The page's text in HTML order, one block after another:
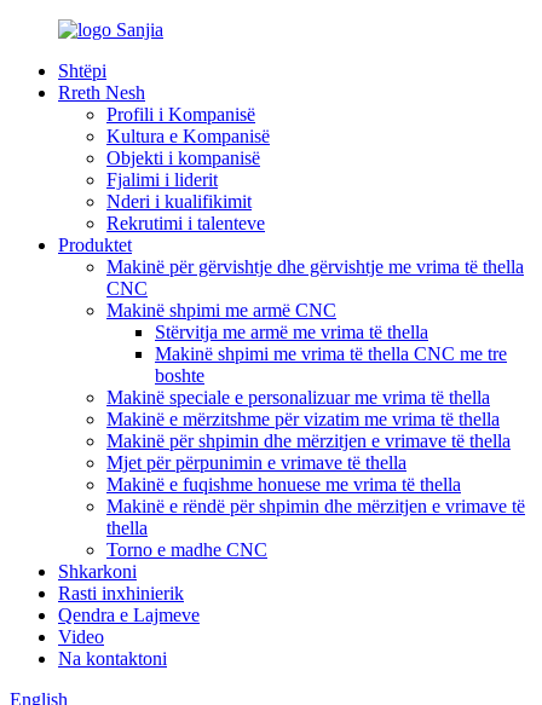
Shtëpi
Rreth Nesh
Profili i Kompanisë
Kultura e Kompanisë
Objekti i kompanisë
Fjalimi i liderit
Nderi i kualifikimit
Rekrutimi i talenteve
Produktet
Makinë për gërvishtje dhe gërvishtje me vrima të thella
CNC
Makinë shpimi me armë CNC
Stërvitja me armë me vrima të thella
Makinë shpimi me vrima të thella CNC me tre
boshte
Makinë speciale e personalizuar me vrima të thella
Makinë e mërzitshme për vizatim me vrima të thella
Makinë për shpimin dhe mërzitjen e vrimave të thella
Mjet për përpunimin e vrimave të thella
Makinë e fuqishme honuese me vrima të thella
Makinë e rëndë për shpimin dhe mërzitjen e vrimave të
thella
Torno e madhe CNC
Shkarkoni
Rasti inxhinierik
Qendra e Lajmeve
Video
Na kontaktoni
English